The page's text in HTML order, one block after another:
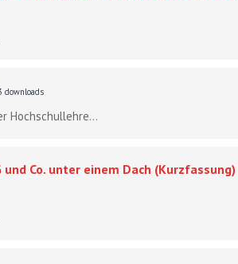
downloads
Hochschullehre...
Co. unter einem Dach (Kurzfassung)